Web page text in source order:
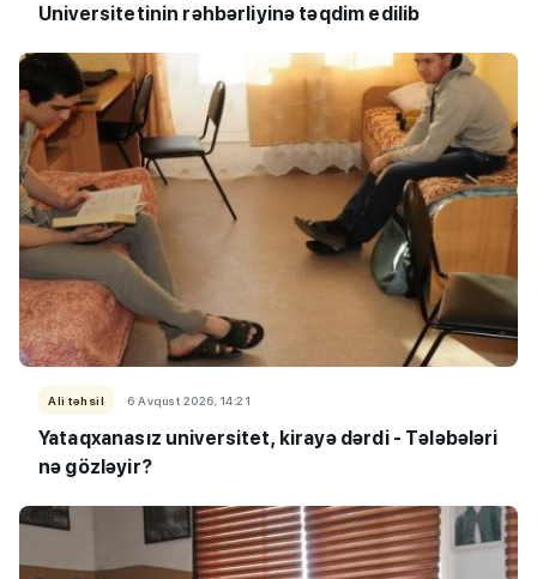
Universitetinin rəhbərliyinə təqdim edilib
Ali təhsil 6 Avqust 2026, 14:21
Yataqxanasız universitet, kirayə dərdi - Tələbələri
nə gözləyir?